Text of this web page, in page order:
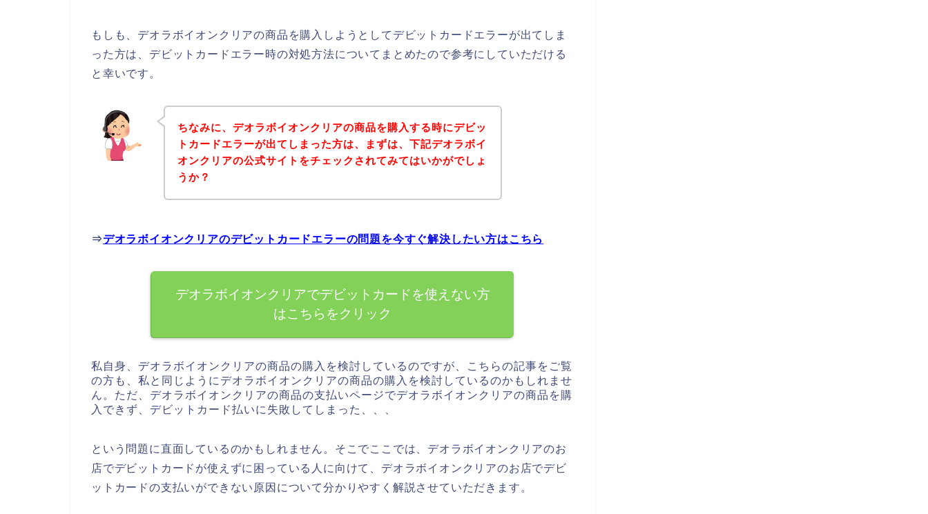
もしも、デオラボイオンクリアの商品を購入しようとしてデビットカードエラーが出てしま
った方は、デビットカードエラー時の対処方法についてまとめたので参考にしていただける
と幸いです。
ちなみに、デオラボイオンクリアの商品を購入する時にデビッ
トカードエラーが出てしまった方は、まずは、下記デオラボイ
オンクリアの公式サイトをチェックされてみてはいかがでしょ
うか？
⇒デオラボイオンクリアのデビットカードエラーの問題を今すぐ解決したい方はこちら
デオラボイオンクリアでデビットカードを使えない方
はこちらをクリック
私自身、デオラボイオンクリアの商品の購入を検討しているのですが、こちらの記事をご覧
の方も、私と同じようにデオラボイオンクリアの商品の購入を検討しているのかもしれませ
ん。ただ、デオラボイオンクリアの商品の支払いページでデオラボイオンクリアの商品を購
入できず、デビットカード払いに失敗してしまった、、、
という問題に直面しているのかもしれません。そこでここでは、デオラボイオンクリアのお
店でデビットカードが使えずに困っている人に向けて、デオラボイオンクリアのお店でデビ
ットカードの支払いができない原因について分かりやすく解説させていただきます。